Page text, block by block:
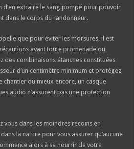
d’en extraire le sang pompé pour pouvoir
dans le corps du randonneur.
que pour éviter les morsures, il est
avant toute promenade ou
des combinaisons étanches constituées
d’un centimètre minimum et protégez
chantier ou mieux encore, un casque
audio n’assurent pas une protection
vous dans les moindres recoins en
la nature pour vous assurer qu’aucune
alors à se nourrir de votre